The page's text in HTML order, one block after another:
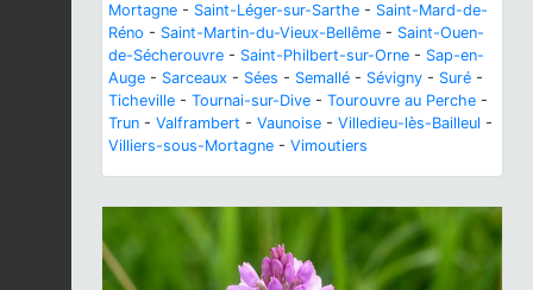
Mortagne - Saint-Léger-sur-Sarthe - Saint-Mard-de-
Réno - Saint-Martin-du-Vieux-Bellême - Saint-Ouen-
de-Sécherouvre - Saint-Philbert-sur-Orne - Sap-en-
Auge - Sarceaux - Sées - Semallé - Sévigny - Suré -
Ticheville - Tournai-sur-Dive - Tourouvre au Perche -
Trun - Valframbert - Vaunoise - Villedieu-lès-Bailleul -
Villiers-sous-Mortagne - Vimoutiers